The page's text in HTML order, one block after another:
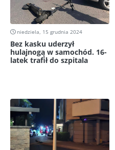
niedziela, 15 grudnia 2024
Bez kasku uderzył
hulajnogą w samochód. 16-
latek trafił do szpitala